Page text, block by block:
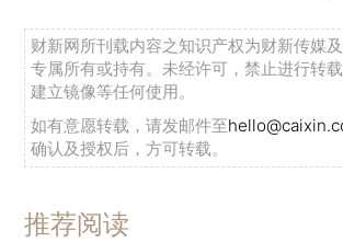
财新网所刊载内容之知识产权为财新传媒
专属所有或持有。未经许可，禁止进行转
建立镜像等任何使用。
如有意愿转载，请发邮件至
确认及授权后，方可转载。
推荐阅读